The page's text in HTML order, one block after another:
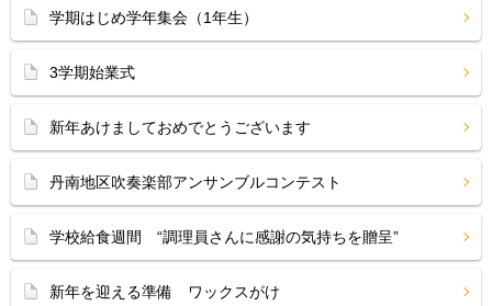
学期はじめ学年集会（1年生）
3学期始業式
新年あけましておめでとうございます
丹南地区吹奏楽部アンサンブルコンテスト
学校給食週間 “調理員さんに感謝の気持ちを贈呈”
新年を迎える準備 ワックスがけ